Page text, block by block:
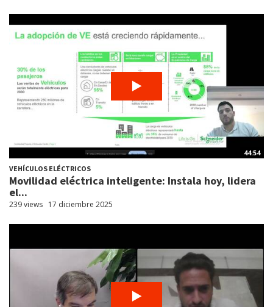
44:54
VEHÍCULOS ELÉCTRICOS
Movilidad eléctrica inteligente: Instala hoy, lidera
el...
239 views 17 diciembre 2025